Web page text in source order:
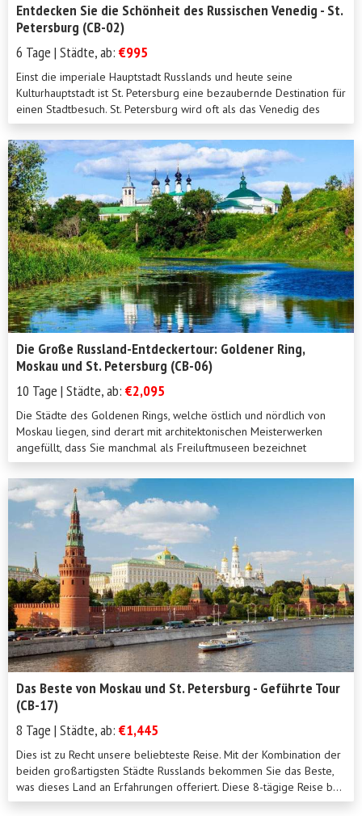
Entdecken Sie die Schönheit des Russischen Venedig - St.
Petersburg (CB-02)
6 Tage | Städte, ab:€995
Einst die imperiale Hauptstadt Russlands und heute seine
Kulturhauptstadt ist St. Petersburg eine bezaubernde Destination für
einen Stadtbesuch. St. Petersburg wird oft als das Venedig des
Nordens bezeichn...
Die Große Russland-Entdeckertour: Goldener Ring,
Moskau und St. Petersburg (CB-06)
10 Tage | Städte, ab:€2,095
Die Städte des Goldenen Rings, welche östlich und nördlich von
Moskau liegen, sind derart mit architektonischen Meisterwerken
angefüllt, dass Sie manchmal als Freiluftmuseen bezeichnet
werde...
Das Beste von Moskau und St. Petersburg - Geführte Tour
(CB-17)
8 Tage | Städte, ab:€1,445
Dies ist zu Recht unsere beliebteste Reise. Mit der Kombination der
beiden großartigsten Städte Russlands bekommen Sie das Beste,
was dieses Land an Erfahrungen offeriert. Diese 8-tägige Reise b...